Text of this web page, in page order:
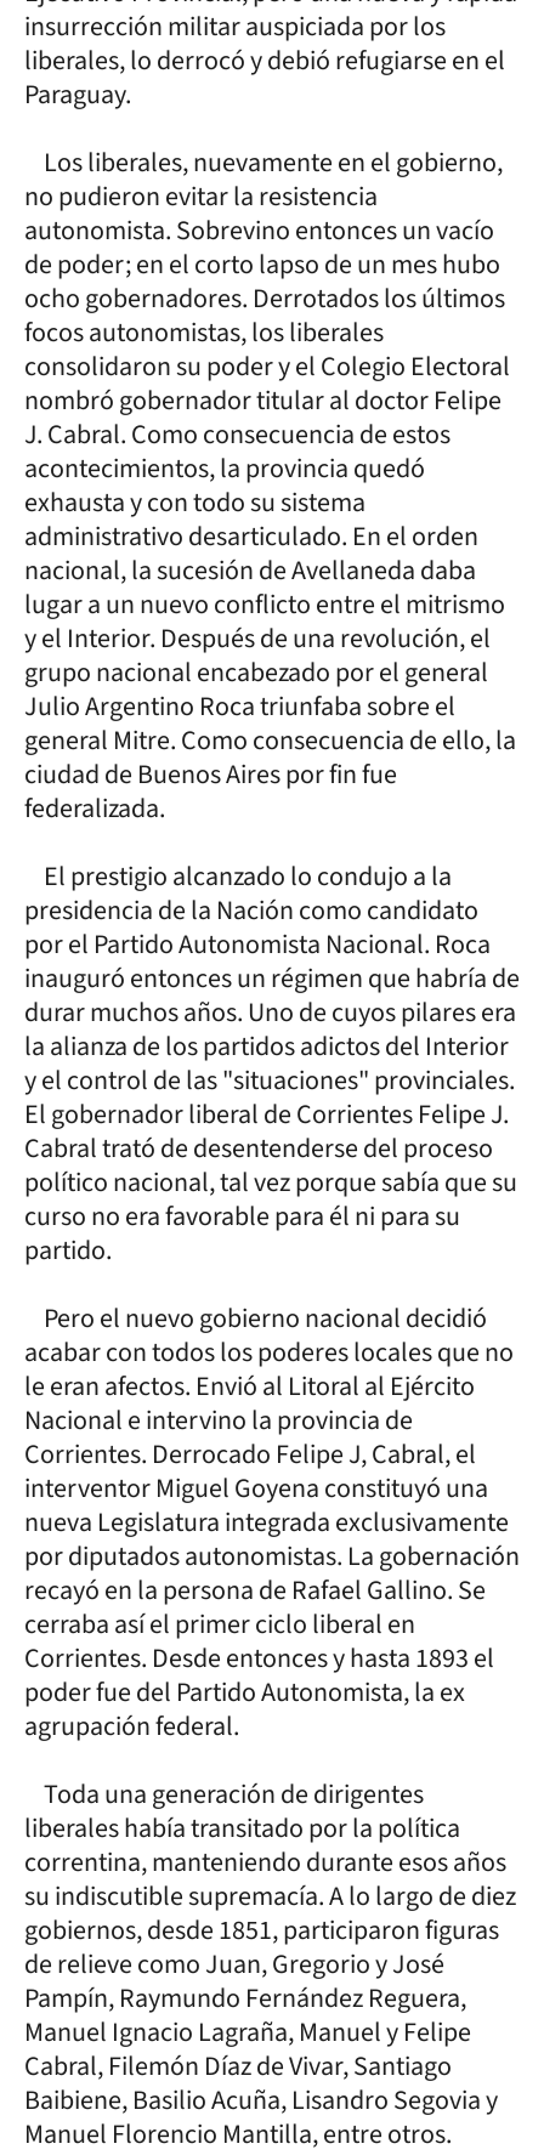
insurrección militar auspiciada por los
liberales, lo derrocó y debió refugiarse en el
Paraguay.
Los liberales, nuevamente en el gobierno,
no pudieron evitar la resistencia
autonomista. Sobrevino entonces un vacío
de poder; en el corto lapso de un mes hubo
ocho gobernadores. Derrotados los últimos
focos autonomistas, los liberales
consolidaron su poder y el Colegio Electoral
nombró gobernador titular al doctor Felipe
J. Cabral. Como consecuencia de estos
acontecimientos, la provincia quedó
exhausta y con todo su sistema
administrativo desarticulado. En el orden
nacional, la sucesión de Avellaneda daba
lugar a un nuevo conflicto entre el mitrismo
y el Interior. Después de una revolución, el
grupo nacional encabezado por el general
Julio Argentino Roca triunfaba sobre el
general Mitre. Como consecuencia de ello, la
ciudad de Buenos Aires por fin fue
federalizada.
El prestigio alcanzado lo condujo a la
presidencia de la Nación como candidato
por el Partido Autonomista Nacional. Roca
inauguró entonces un régimen que habría de
durar muchos años. Uno de cuyos pilares era
la alianza de los partidos adictos del Interior
y el control de las "situaciones" provinciales.
El gobernador liberal de Corrientes Felipe J.
Cabral trató de desentenderse del proceso
político nacional, tal vez porque sabía que su
curso no era favorable para él ni para su
partido.
Pero el nuevo gobierno nacional decidió
acabar con todos los poderes locales que no
le eran afectos. Envió al Litoral al Ejército
Nacional e intervino la provincia de
Corrientes. Derrocado Felipe J, Cabral, el
interventor Miguel Goyena constituyó una
nueva Legislatura integrada exclusivamente
por diputados autonomistas. La gobernación
recayó en la persona de Rafael Gallino. Se
cerraba así el primer ciclo liberal en
Corrientes. Desde entonces y hasta 1893 el
poder fue del Partido Autonomista, la ex
agrupación federal.
Toda una generación de dirigentes
liberales había transitado por la política
correntina, manteniendo durante esos años
su indiscutible supremacía. A lo largo de diez
gobiernos, desde 1851, participaron figuras
de relieve como Juan, Gregorio y José
Pampín, Raymundo Fernández Reguera,
Manuel Ignacio Lagraña, Manuel y Felipe
Cabral, Filemón Díaz de Vivar, Santiago
Baibiene, Basilio Acuña, Lisandro Segovia y
Manuel Florencio Mantilla, entre otros.